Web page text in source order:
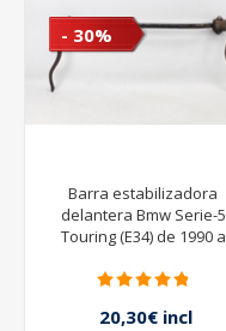
- 30%
Barra estabilizadora
delantera Bmw Serie-5
Touring (E34) de 1990 a
20,30€ incl